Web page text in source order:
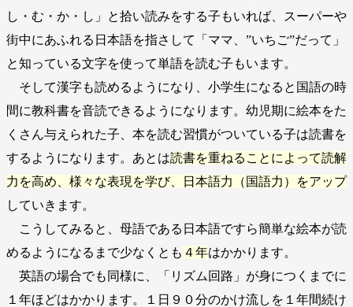
し・む・か・し」と拾い読みをする子もいれば、スーパーや
街中にあふれる日本語を指さして「ママ、”いちご”だって」
と知っている文字を使って単語を読む子もいます。
そして漢字も読めるようになり、小学生になると国語の時
間に教科書を音読できるようになります。幼児期に絵本をた
くさん与えられた子、本を読む習慣がついている子は読書を
するようになります。あとは読書を重ねることによって読解
力を高め、様々な表現を学び、日本語力（国語力）をアップ
していきます。
こうしてみると、母語である日本語ですら簡単な絵本が読
めるようになるまで少なくとも ４年はかかります。
英語の場合でも同様に、「リズム回路」が身につくまでに
１年ほどはかかります。１日９０分のかけ流しを１年間続け